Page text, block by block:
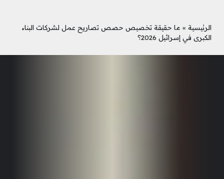
الرئيسية » ما حقيقة تخصيص حصص تصاريح عمل لشركات البناء
الكبرى في إسرائيل 2026؟